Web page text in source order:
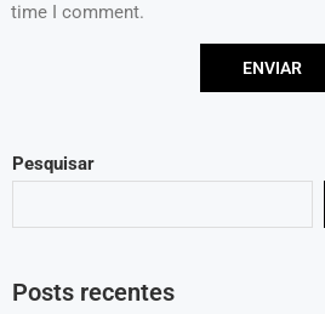
time I comment.
Pesquisar
Posts recentes